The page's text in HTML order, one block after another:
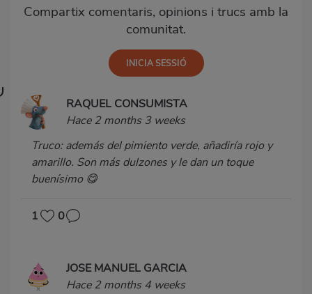
Compartix comentaris, opinions i trucs amb la
comunitat.
RAQUEL CONSUMISTA
Hace 2 months 3 weeks
Truco: además del pimiento verde, añadiría rojo y
amarillo. Son más dulzones y le dan un toque
buenísimo 😋
1 0
JOSE MANUEL GARCIA
Hace 2 months 4 weeks